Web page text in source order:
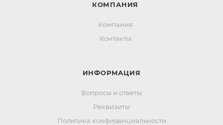
КОМПАНИЯ
Компания
Контакты
ИНФОРМАЦИЯ
Вопросы и ответы
Реквизиты
Политика конфиденциальности